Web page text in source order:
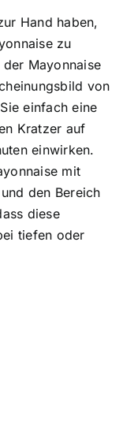
Hand haben,
zu
Mayonnaise
von
einfach eine
Kratzer auf
einwirken.
mit
den Bereich
diese
tiefen oder